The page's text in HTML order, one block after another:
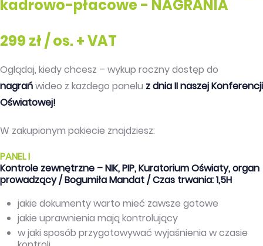
kadrowo-płacowe - NAGRANIA
299 zł / os. + VAT
Oglądaj, kiedy chcesz – wykup roczny dostęp do
nagrańwideo z każdego panelu z dnia II naszej Konferencji
Oświatowej!
W zakupionym pakiecie znajdziesz:
PANEL I
Kontrole zewnętrzne – NIK, PIP, Kuratorium Oświaty, organ
prowadzący / Bogumiła Mandat / Czas trwania: 1,5H
jakie dokumenty warto mieć zawsze gotowe
jakie uprawnienia mają kontrolujący
w jaki sposób przygotowywać wyjaśnienia w czasie